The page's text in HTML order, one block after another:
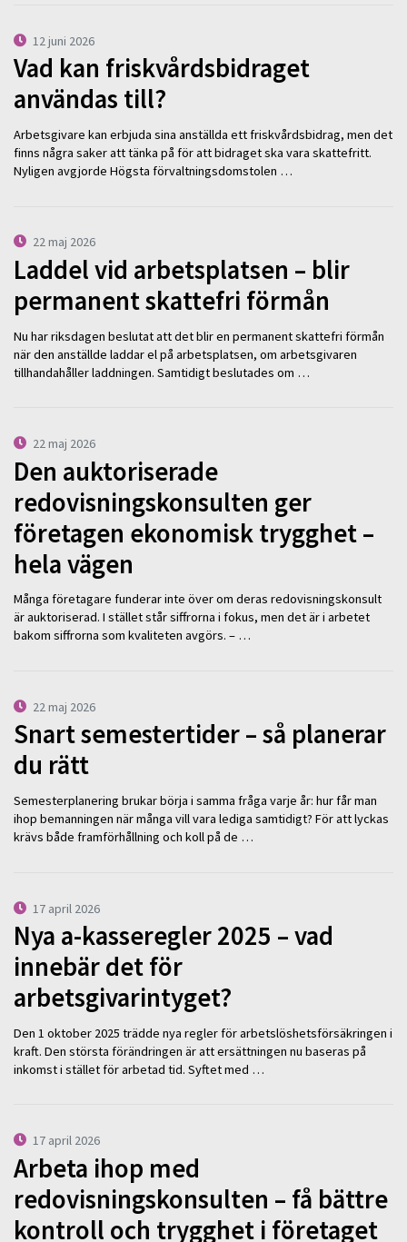
12 juni 2026
Vad kan friskvårdsbidraget
användas till?
Arbetsgivare kan erbjuda sina anställda ett friskvårdsbidrag, men det
finns några saker att tänka på för att bidraget ska vara skattefritt.
Nyligen avgjorde Högsta förvaltningsdomstolen …
22 maj 2026
Laddel vid arbetsplatsen – blir
permanent skattefri förmån
Nu har riksdagen beslutat att det blir en permanent skattefri förmån
när den anställde laddar el på arbetsplatsen, om arbetsgivaren
tillhandahåller laddningen. Samtidigt beslutades om …
22 maj 2026
Den auktoriserade
redovisningskonsulten ger
företagen ekonomisk trygghet –
hela vägen
Många företagare funderar inte över om deras redovisningskonsult
är auktoriserad. I stället står siffrorna i fokus, men det är i arbetet
bakom siffrorna som kvaliteten avgörs. – …
22 maj 2026
Snart semestertider – så planerar
du rätt
Semesterplanering brukar börja i samma fråga varje år: hur får man
ihop bemanningen när många vill vara lediga samtidigt? För att lyckas
krävs både framförhållning och koll på de …
17 april 2026
Nya a-kasseregler 2025 – vad
innebär det för
arbetsgivarintyget?
Den 1 oktober 2025 trädde nya regler för arbetslöshetsförsäkringen i
kraft. Den största förändringen är att ersättningen nu baseras på
inkomst i stället för arbetad tid. Syftet med …
17 april 2026
Arbeta ihop med
redovisningskonsulten – få bättre
kontroll och trygghet i företaget